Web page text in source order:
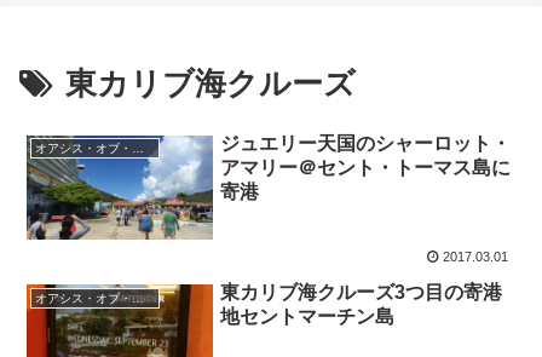
東カリブ海クルーズ
ジュエリー天国のシャーロット・
アマリー＠セント・トーマス島に
寄港
2017.03.01
オアシス・オブ・ザ・シーズ船内日記
東カリブ海クルーズ3つ目の寄港
地セントマーチン島